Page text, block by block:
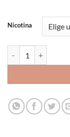
Nicotina